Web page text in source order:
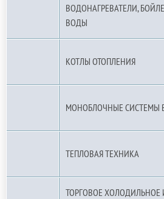
ВОДОНАГРЕВАТЕЛИ,
ВОДЫ
КОТЛЫ ОТОПЛЕНИЯ
МОНОБЛОЧНЫЕ СИСТЕМЫ
ТЕПЛОВАЯ ТЕХНИКА
ТОРГОВОЕ ХОЛОДИЛЬНОЕ